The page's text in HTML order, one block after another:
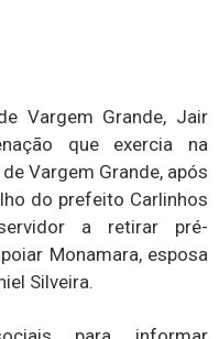
Vargem Grande, Jair
que exercia na
Vargem Grande, após
do prefeito Carlinhos
a retirar pré-
Monamara, esposa
Silveira.